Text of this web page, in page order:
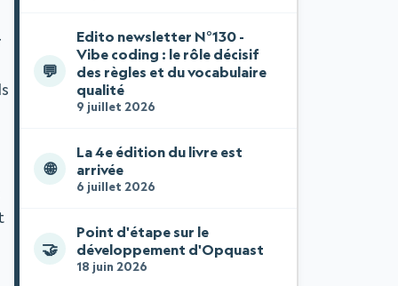
💬
Edito newsletter N°130 -
Vibe coding : le rôle décisif
des règles et du vocabulaire
qualité
9 juillet 2026
🌐
La 4e édition du livre est
arrivée
6 juillet 2026
🤝
Point d'étape sur le
développement d'Opquast
18 juin 2026